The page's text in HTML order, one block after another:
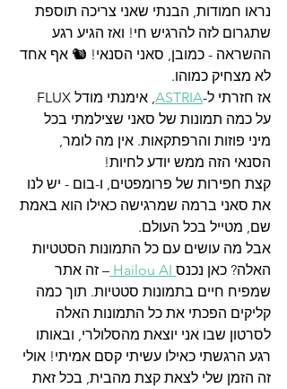
נראו חמודות, הבנתי שאני צריכה תוספת
שתגרום לזה להרגיש חי! ואז הגיע רגע
ההשראה - כמובן, סאני הסנאי! 🐿️ אף אחד
לא מצחיק כמוהו.
אז חזרתי ל-ASTRIA
על כמה תמונות של סאני שצילמתי בכל
מיני פוזות והרפתקאות. אין מה לומר,
הסנאי הזה ממש יודע לחיות!
קצת חפירות של פרומפטים, ו-בום - יש לנו
את סאני ברמה שמרגישה כאילו הוא באמת
שם, מטייל בכל העולם.
אבל מה עושים עם כל התמונות הסטטיות
האלה? כאן נכנס
– זה אתר
שמפיח חיים בתמונות סטטיות. תוך כמה
קליקים הפכתי את כל התמונות האלה
לסרטון שבו אני יוצאת מהסלולרי, ובאותו
רגע הרגשתי כאילו עשיתי קסם אמיתי! אולי
זה הזמן שלי לצאת קצת מהבית, בכל זאת